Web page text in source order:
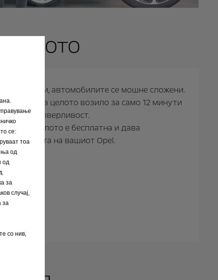
делови, автомобилите се мошне сложени.
на целото возило за само 12 минути
и доверливост.
на возилото е бесплатна и дава
состојбата на вашиот Opel.
се:
тоа
од
од
за
случај,
за
со нив,